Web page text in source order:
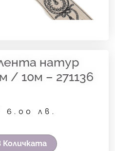
натур
/ 10м – 271136
6.00 лв.
Количката